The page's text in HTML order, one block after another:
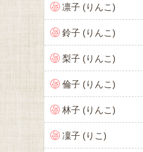
凛子 (りんこ)
鈴子 (りんこ)
梨子 (りんこ)
倫子 (りんこ)
林子 (りんこ)
凜子 (りこ)